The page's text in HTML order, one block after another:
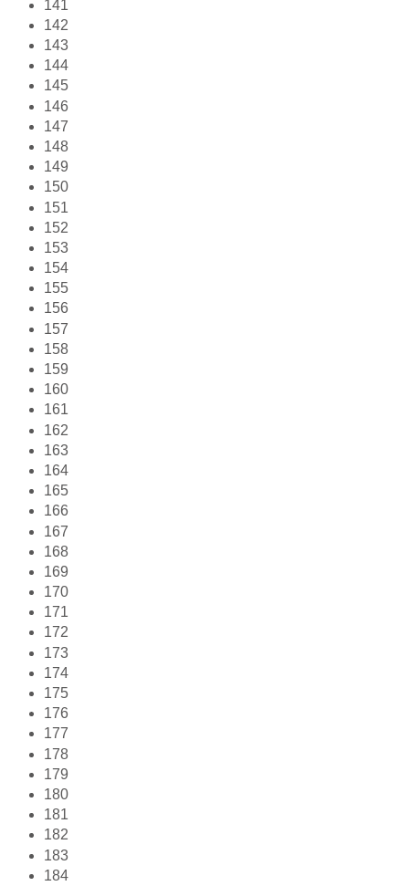
141
142
143
144
145
146
147
148
149
150
151
152
153
154
155
156
157
158
159
160
161
162
163
164
165
166
167
168
169
170
171
172
173
174
175
176
177
178
179
180
181
182
183
184